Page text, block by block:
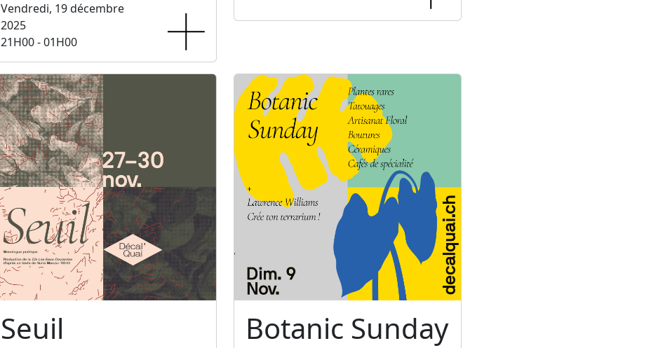
Vendredi, 19 décembre
2025
21H00 - 01H00
Seuil Botanic Sunday